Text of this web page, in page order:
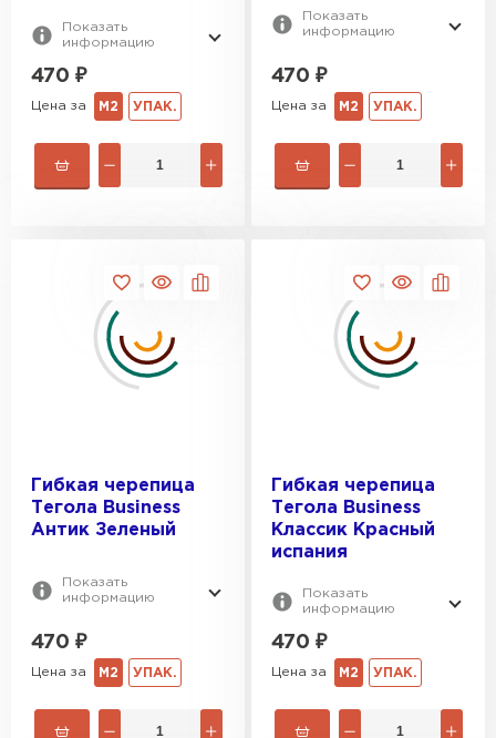
Показать
информацию
470 ₽
Цена за М2 УПАК.
Показать
информацию
470 ₽
Цена за М2 УПАК.
Гибкая черепица
Тегола Business
Антик Зеленый
Показать
информацию
470 ₽
Цена за М2 УПАК.
Гибкая черепица
Тегола Business
Классик Красный
испания
Показать
информацию
470 ₽
Цена за М2 УПАК.